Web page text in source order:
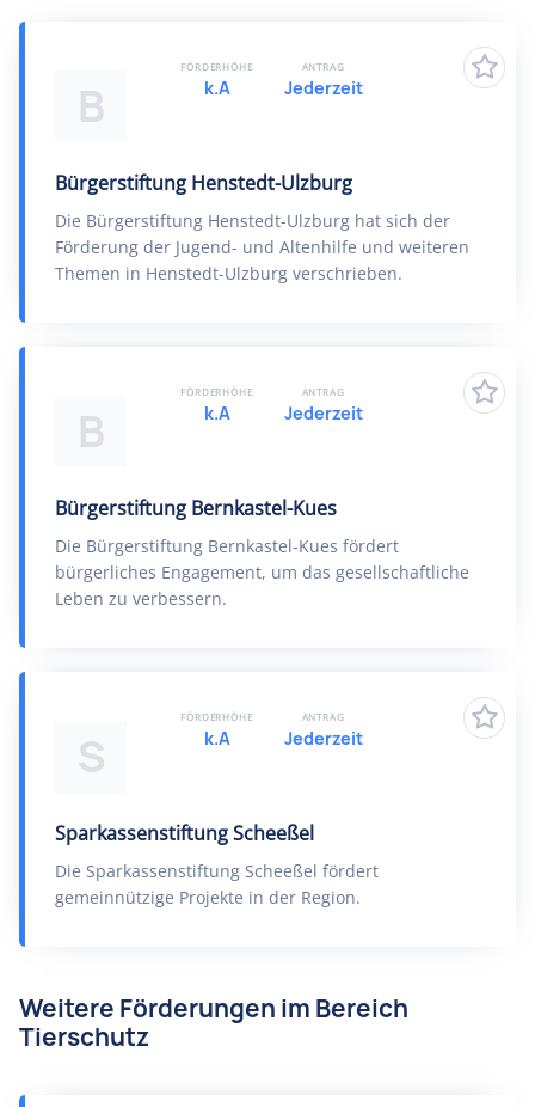
B
Bürgerstiftung Henstedt-Ulzburg
Die Bürgerstiftung Henstedt-Ulzburg hat sich der
Förderung der Jugend- und Altenhilfe und weiteren
Themen in Henstedt-Ulzburg verschrieben.
FÖRDERHÖHE
k.A
ANTRAG
Jederzeit
B
Bürgerstiftung Bernkastel-Kues
Die Bürgerstiftung Bernkastel-Kues fördert
bürgerliches Engagement, um das gesellschaftliche
Leben zu verbessern.
FÖRDERHÖHE
k.A
ANTRAG
Jederzeit
S
Sparkassenstiftung Scheeßel
Die Sparkassenstiftung Scheeßel fördert
gemeinnützige Projekte in der Region.
FÖRDERHÖHE
k.A
ANTRAG
Jederzeit
Weitere Förderungen im Bereich
Tierschutz